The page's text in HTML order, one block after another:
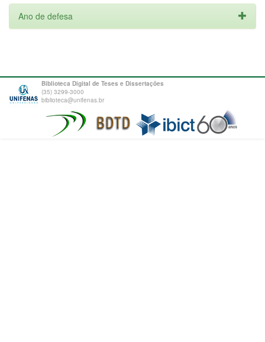
Ano de defesa
Biblioteca Digital de Teses e Dissertações
(35) 3299-3000
biblioteca@unifenas.br